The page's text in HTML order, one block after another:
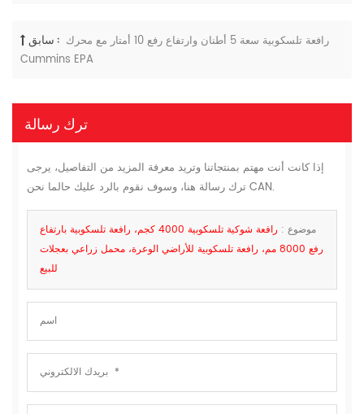
سابق : رافعة تلسكوبية سعة 5 أطنان وارتفاع رفع 10 أمتار مع محرك
Cummins EPA
ترك رسالة
إذا كانت أنت مهتم بمنتجاتنا وتريد معرفة المزيد من التفاصيل، يرجى
ترك رسالة هنا، وسوف نقوم بالرد عليك حالما نحن CAN.
موضوع :
رافعة شوكية تلسكوبية 4000 كجم، رافعة تلسكوبية بارتفاع
رفع 8000 مم، رافعة تلسكوبية للأراضي الوعرة، محمل زراعي بعجلات
للبيع